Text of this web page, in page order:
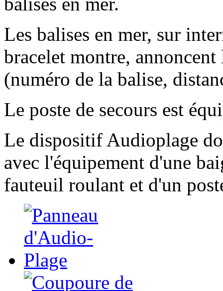
Les balises en mer, sur
bracelet montre,
(numéro de la balise,
Le poste de secours est
Le dispositif Audioplage
avec l'équipement d'une
fauteuil roulant et d'un